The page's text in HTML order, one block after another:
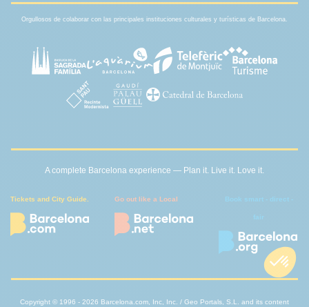
Orgullosos de colaborar con las principales instituciones culturales y turísticas de Barcelona.
A complete Barcelona experience — Plan it. Live it. Love it.
Tickets and City Guide. Go out like a Local Book smart - direct -
fair
Copyright © 1996 - 2026 Barcelona.com, Inc, Inc. / Geo Portals, S.L. and its content